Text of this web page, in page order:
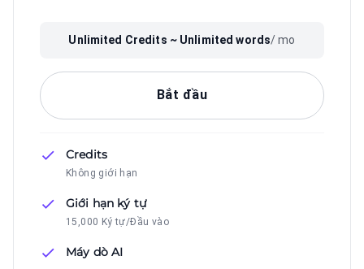
Unlimited Credits ~ Unlimited words/ mo
Bắt đầu
Credits
Không giới hạn
Giới hạn ký tự
15,000 Ký tự/Đầu vào
Máy dò AI